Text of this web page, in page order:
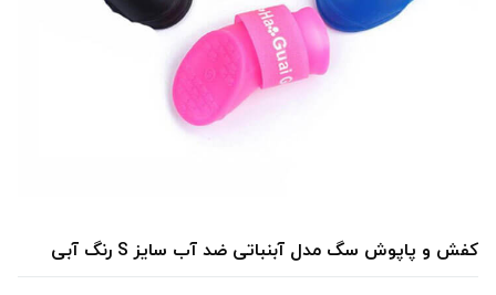
کفش و پاپوش سگ مدل آبنباتی ضد آب سایز S رنگ آبی